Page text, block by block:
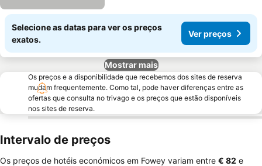
Selecione as datas para ver os preços
exatos.
Ver preços
Mostrar mais
Os preços e a disponibilidade que recebemos dos sites de reserva
mudam frequentemente. Como tal, pode haver diferenças entre as
ofertas que consulta no trivago e os preços que estão disponíveis
nos sites de reserva.
Intervalo de preços
Os preços de hotéis económicos em Fowey variam entre ‎€ 82 e